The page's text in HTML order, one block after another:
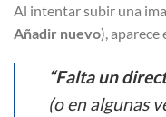
Al intentar subir una
Añadir nuevo), aparece
“Falta un
(o en algunas